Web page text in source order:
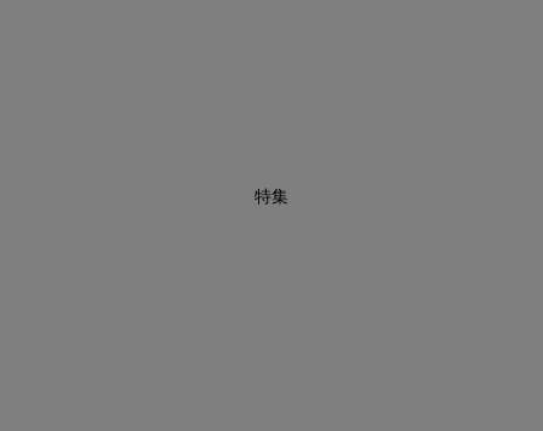
特集